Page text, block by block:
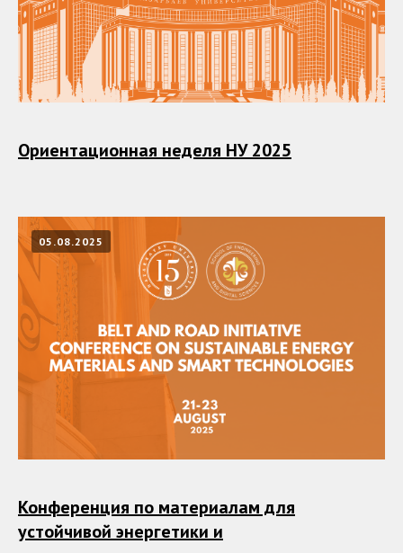
Ориентационная неделя НУ 2025
05.08.2025
Конференция по материалам для
устойчивой энергетики и